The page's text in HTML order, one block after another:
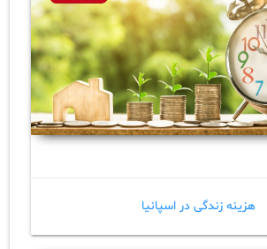
هزینه زندگی در اسپانیا